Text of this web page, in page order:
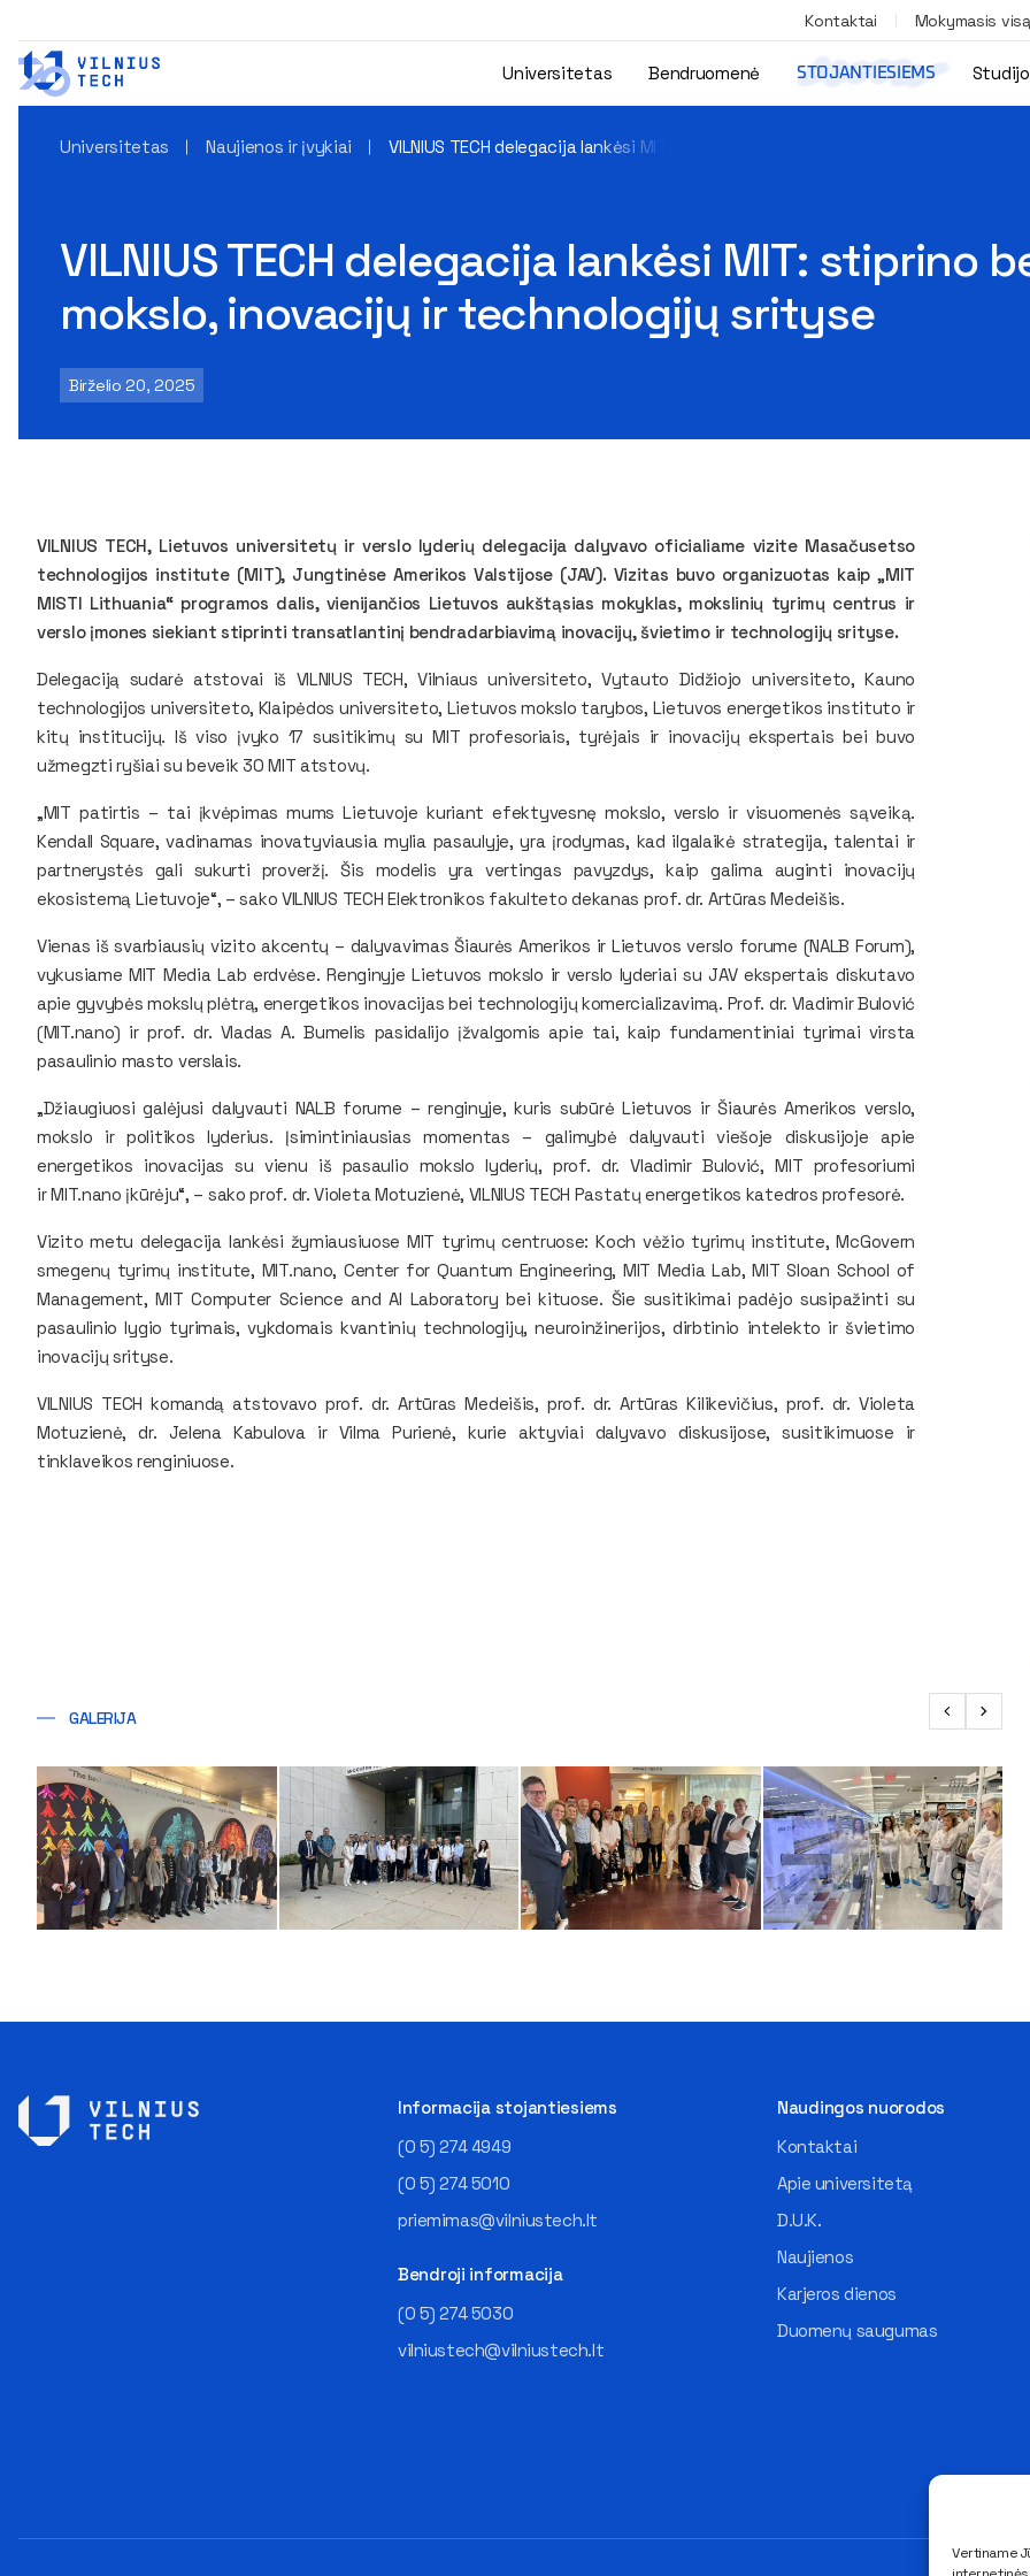
Vertiname
Kontaktai Mokymasis
Universitetas Bendruomenė STOJANTIESIEMS
Universitetas Naujienos ir įvykiai VILNIUS TECH delegacija lankėsi MIT: stiprino bendradarbiavimą mokslo,
VILNIUS TECH delegacija lankėsi MIT: stiprino
mokslo, inovacijų ir technologijų srityse
Birželio 20, 2025
VILNIUS TECH, Lietuvos universitetų ir verslo lyderių delegacija dalyvavo oficialiame vizite Masačusetso
technologijos institute (MIT), Jungtinėse Amerikos Valstijose (JAV). Vizitas buvo organizuotas kaip „MIT
MISTI Lithuania“ programos dalis, vienijančios Lietuvos aukštąsias mokyklas, mokslinių tyrimų centrus ir
verslo įmones siekiant stiprinti transatlantinį bendradarbiavimą inovacijų, švietimo ir technologijų srityse.
Delegaciją sudarė atstovai iš VILNIUS TECH, Vilniaus universiteto, Vytauto Didžiojo universiteto, Kauno
technologijos universiteto, Klaipėdos universiteto, Lietuvos mokslo tarybos, Lietuvos energetikos instituto ir
kitų institucijų. Iš viso įvyko 17 susitikimų su MIT profesoriais, tyrėjais ir inovacijų ekspertais bei buvo
užmegzti ryšiai su beveik 30 MIT atstovų.
„MIT patirtis – tai įkvėpimas mums Lietuvoje kuriant efektyvesnę mokslo, verslo ir visuomenės sąveiką.
Kendall Square, vadinamas inovatyviausia mylia pasaulyje, yra įrodymas, kad ilgalaikė strategija, talentai ir
partnerystės gali sukurti proveržį. Šis modelis yra vertingas pavyzdys, kaip galima auginti inovacijų
ekosistemą Lietuvoje“, – sako VILNIUS TECH Elektronikos fakulteto dekanas prof. dr. Artūras Medeišis.
Vienas iš svarbiausių vizito akcentų – dalyvavimas Šiaurės Amerikos ir Lietuvos verslo forume (NALB Forum),
vykusiameMIT Media Lab erdvėse. Renginyje Lietuvos mokslo ir verslo lyderiai su JAV ekspertais diskutavo
apie gyvybės mokslų plėtrą, energetikos inovacijas bei technologijų komercializavimą. Prof. dr. Vladimir Bulović
(MIT.nano) ir prof. dr. Vladas A. Bumelis pasidalijo įžvalgomis apie tai, kaip fundamentiniai tyrimai virsta
pasaulinio masto verslais.
„Džiaugiuosi galėjusi dalyvauti NALB forume – renginyje, kuris subūrė Lietuvos ir Šiaurės Amerikos verslo,
mokslo ir politikos lyderius. Įsimintiniausias momentas – galimybė dalyvauti viešoje diskusijoje apie
energetikos inovacijas su vienu iš pasaulio mokslo lyderių, prof. dr. Vladimir Bulović, MIT profesoriumi
irMIT.nano įkūrėju“, – sako prof. dr. Violeta Motuzienė, VILNIUS TECH Pastatų energetikos katedros profesorė.
Vizito metu delegacija lankėsi žymiausiuose MIT tyrimų centruose:Koch vėžio tyrimų institute, McGovern
smegenų tyrimų institute, MIT.nano, Center for Quantum Engineering, MIT Media Lab, MIT Sloan School of
Management, MIT Computer Science and AI Laboratory bei kituose. Šie susitikimai padėjo susipažinti su
pasaulinio lygio tyrimais, vykdomais kvantinių technologijų, neuroinžinerijos, dirbtinio intelekto ir švietimo
inovacijų srityse.
VILNIUS TECH komandą atstovavo prof. dr. Artūras Medeišis, prof. dr. Artūras Kilikevičius, prof. dr. Violeta
Motuzienė, dr. Jelena Kabulova ir Vilma Purienė, kurie aktyviai dalyvavo diskusijose, susitikimuose ir
tinklaveikos renginiuose.
GALERIJA
Informacija stojantiesiems
(0 5) 274 4949
(0 5) 274 5010
priemimas@vilniustech.lt
Bendroji informacija
(0 5) 274 5030
vilniustech@vilniustech.lt
Naudingos nuorodos
Kontaktai
Apie universitetą
D.U.K.
Naujienos
Karjeros dienos
Duomenų saugumas